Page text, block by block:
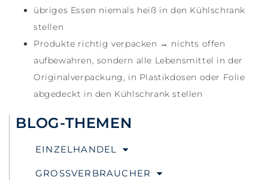
übriges Essen niemals heiß in den Kühlschrank
stellen
Produkte richtig verpacken → nichts offen
aufbewahren, sondern alle Lebensmittel in der
Originalverpackung, in Plastikdosen oder Folie
abgedeckt in den Kühlschrank stellen
BLOG-THEMEN
EINZELHANDEL
GROSSVERBRAUCHER